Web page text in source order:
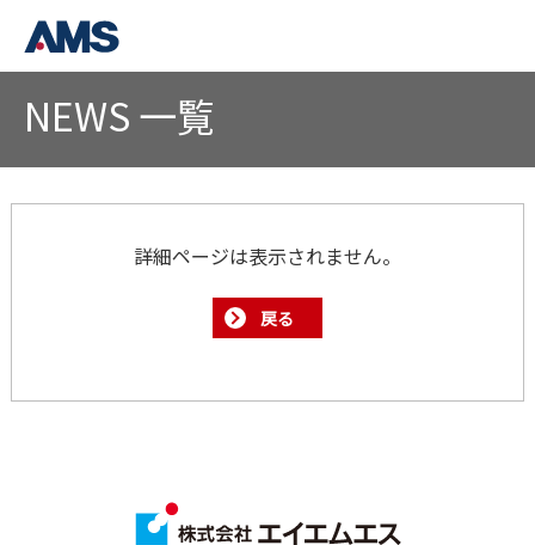
NEWS 一覧
詳細ページは表示されません。
戻る